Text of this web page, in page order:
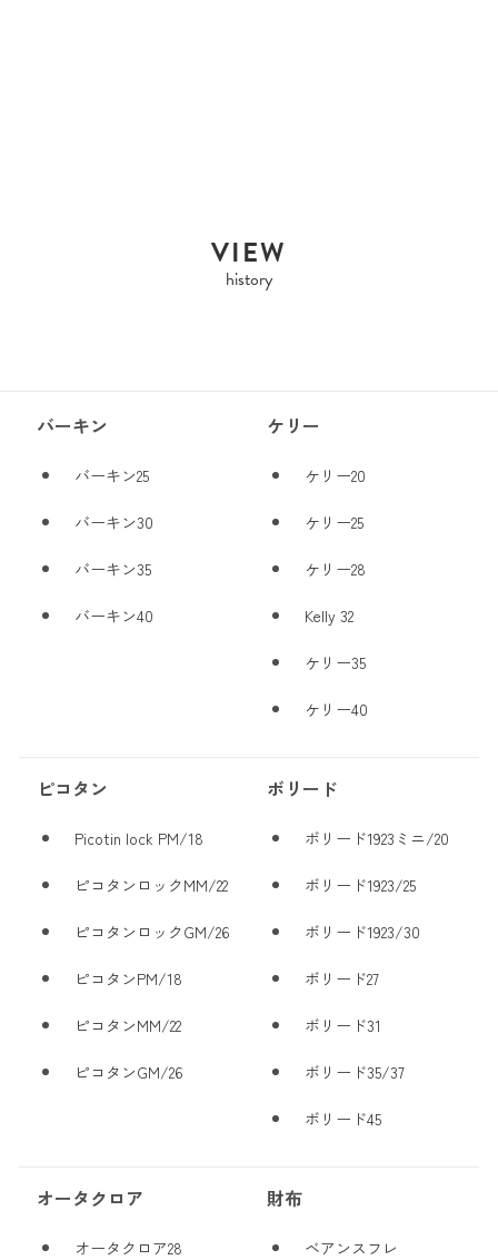
VIEW
history
バーキン
バーキン25
バーキン30
バーキン35
バーキン40
ケリー
ケリー20
ケリー25
ケリー28
Kelly 32
ケリー35
ケリー40
ピコタン
Picotin lock PM/18
ピコタンロックMM/22
ピコタンロックGM/26
ピコタンPM/18
ピコタンMM/22
ピコタンGM/26
ボリード
ボリード1923ミニ/20
ボリード1923/25
ボリード1923/30
ボリード27
ボリード31
ボリード35/37
ボリード45
オータクロア
オータクロア28
財布
ベアンスフレ